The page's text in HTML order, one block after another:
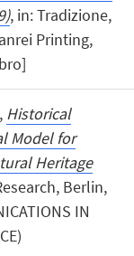
, in: Tradizione,
Printing,
Historical
Model for
Heritage
Berlin,
IN